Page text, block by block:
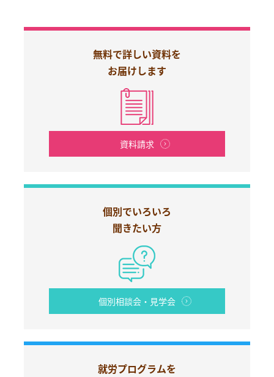
無料で詳しい資料を
お届けします
資料請求
個別でいろいろ
聞きたい方
個別相談会・見学会
就労プログラムを